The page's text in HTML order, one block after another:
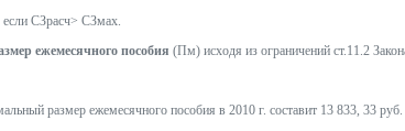
СЗрасч> СЗмах.
ежемесячного пособия (Пм) исходя из ограничений ст.11.2
размер ежемесячного пособия в 2010 г. составит 13 833, 33